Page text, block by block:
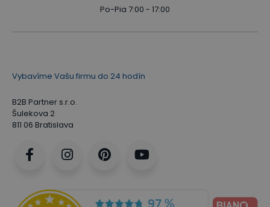
Po-Pia 7:00 - 17:00
Vybavíme Vašu firmu do 24 hodín
B2B Partner s.r.o.
Šulekova 2
811 06 Bratislava